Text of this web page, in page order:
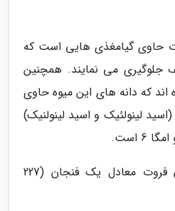
حاوی گیامغذی هایی است که
جلوگیری می نمایند. همچنین
که دانه های این میوه حاوی
لینولئیک و اسید لینولنیک)
مواد مغذی اصلی دراگون فروت معادل یک فنجان (227